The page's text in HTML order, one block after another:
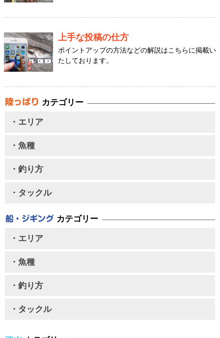
上手な投稿の仕方
ポイントアップの方法などの解説はこちらに掲載い
たしております。
カテゴリー
・エリア
・魚種
・釣り方
・タックル
カテゴリー
・エリア
・魚種
・釣り方
・タックル